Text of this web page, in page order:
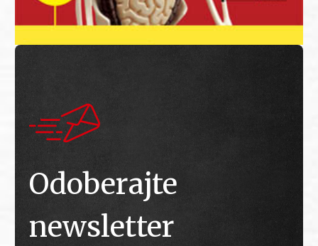
Odoberajte
newsletter